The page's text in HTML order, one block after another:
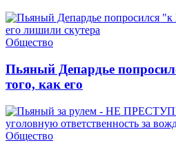
Общество
Пьяный Депардье
того, как его
Общество